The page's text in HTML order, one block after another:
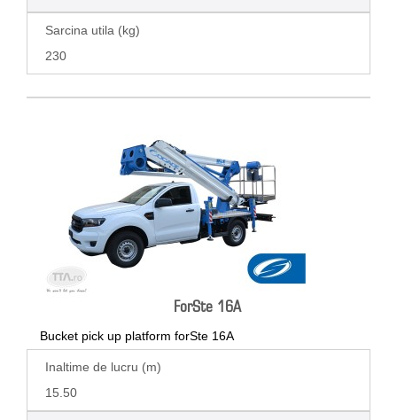
Sarcina utila (kg)
230
ForSte 16A
Bucket pick up platform forSte 16A
Inaltime de lucru (m)
15.50